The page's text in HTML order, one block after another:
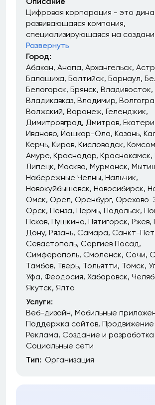
Цифровая корпорация - это
развивающаяся компания,
специализирующаяся на
Развернуть
Город:
Абакан Анапа Архангельск
Балашиха Балтийск Барнаул
Белогорск Брянск Владивосток
Владикавказ Владимир
Волжский Воронеж Геленджик
Димитровград Дмитров
Иваново Йошкар-Ола Казань
Керчь Киров Кисловодск
Амуре Краснодар Краснокамск
Липецк Москва Мурманск
Набережные Челны Нальчик
Новокуйбышевск Новосибирск
Омск Орел Оренбург Орехово-
Орск Пенза Пермь Подольск
Псков Пушкино Пятигорск Ржев
Дону Рязань Самара Санкт-
Севастополь Сергиев Посад
Симферополь Смоленск Сочи
Тамбов Тверь Тольятти Томск
Уфа Феодосия Хабаровск
Якутск Ялта
Услуги:
Веб-дизайн Мобильные
Поддержка сайтов
Реклама Создание и
Социальные сети
Тип: Организация